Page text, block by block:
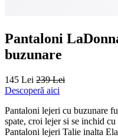
Pantaloni
buzunare
145 Lei 239 Lei
Descoperă aici
Pantaloni lejeri cu buzunare
spate, croi lejer si se inchid
Pantaloni lejeri Talie inalta